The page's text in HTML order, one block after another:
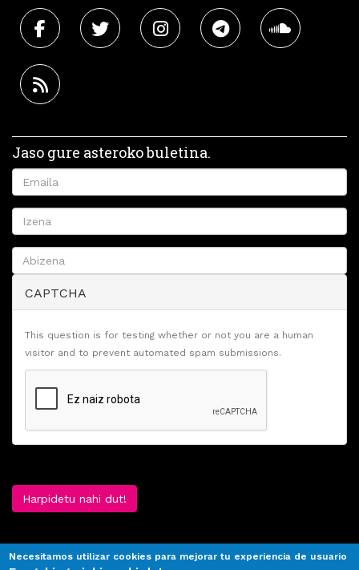
Jaso gure asteroko buletina.
CAPTCHA
This question is for testing whether or not you are a human
visitor and to prevent automated spam submissions.
Harpidetu nahi dut!
Necesitamos utilizar cookies para mejorar tu experiencia de usuario